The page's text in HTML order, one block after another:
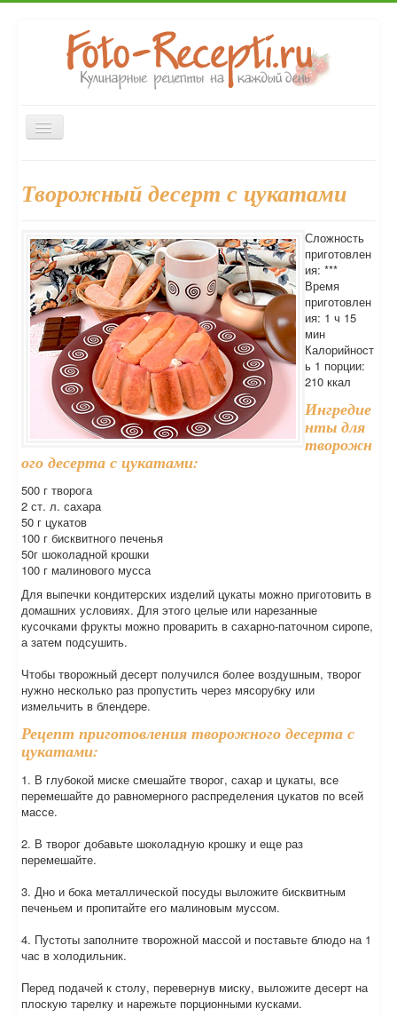
Включить/
выключить
Десерты Выпечка Напитки
Консервирование
Творожный десерт с цукатами
Сложность
приготовлен
ия: ***
Время
приготовлен
ия: 1 ч 15
мин
Калорийност
ь 1 порции:
210 ккал
Ингредие
нты для
творожн
ого десерта с цукатами:
500 г творога
2 ст. л. сахара
50 г цукатов
100 г бисквитного печенья
50г шоколадной крошки
100 г малинового мусса
Для выпечки кондитерских изделий цукаты можно приготовить в
домашних условиях. Для этого целые или нарезанные
кусочками фрукты можно проварить в сахарно-паточном сиропе,
а затем подсушить.
Чтобы творожный десерт получился более воздушным, творог
нужно несколько раз пропустить через мясорубку или
измельчить в блендере.
Рецепт приготовления творожного десерта с
цукатами:
1. В глубокой миске смешайте творог, сахар и цукаты, все
перемешайте до равномерного распределения цукатов по всей
массе.
2. В творог добавьте шоколадную крошку и еще раз
перемешайте.
3. Дно и бока металлической посуды выложите бисквитным
печеньем и пропитайте его малиновым муссом.
4. Пустоты заполните творожной массой и поставьте блюдо на 1
час в холодильник.
Перед подачей к столу, перевернув миску, выложите десерт на
плоскую тарелку и нарежьте порционными кусками.